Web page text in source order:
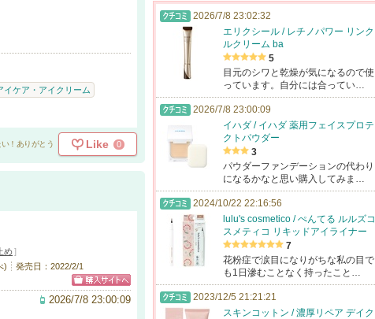
イケア・アイクリーム
！ありがとう Like 0
め]
)
発売日：2022/2/1
2026/7/8 23:00:09
2026/7/8 23:02:32
エリクシール / レチノパワー リンク
ルクリーム ba
5
目元のシワと乾燥が気になるので使
っています。自分には合ってい…
2026/7/8 23:00:09
イハダ / イハダ 薬用フェイスプロテ
クトパウダー
3
パウダーファンデーションの代わり
になるかなと思い購入してみま…
2024/10/22 22:16:56
lulu's cosmetico / ぺんてる ルルズコ
スメティコ リキッドアイライナー
7
花粉症で涙目になりがちな私の目で
も1日滲むことなく持ったこと…
2023/12/5 21:21:21
スキンコットン / 濃厚リペア デイク